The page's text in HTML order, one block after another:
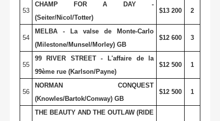
53
CHAMP FOR A DAY -
(Seiter/Nicol/Totter)
$13 200 2
54
MELBA - La valse de Monte-Carlo
(Milestone/Munsel/Morley) GB
$12 600 3
55
99 RIVER STREET - L'affaire de la
99ème rue (Karlson/Payne)
$12 500 1
56
NORMAN CONQUEST
(Knowles/Bartok/Conway) GB
$12 500 1
THE BEAUTY AND THE OUTLAW (RIDE